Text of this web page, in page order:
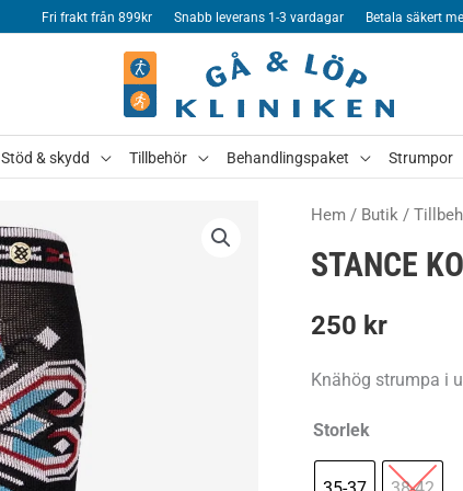
Fri frakt från 899kr Snabb leverans 1-3 vardagar Betala säkert
Stöd & skydd Tillbehör Behandlingspaket Strumpor
Hem / Butik /
STANCE
250 kr
Knähög strumpa i
Storlek